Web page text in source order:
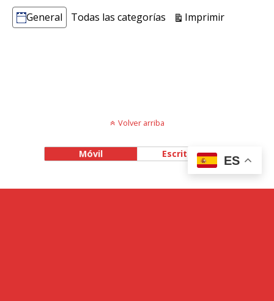
Categorías
General Todas las categorías ImprimirVistas
Volver arriba
Móvil Escritorio
ES